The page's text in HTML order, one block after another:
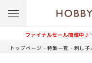
ファイナルセール開催中♪
トップページ 特集一覧 刺し子